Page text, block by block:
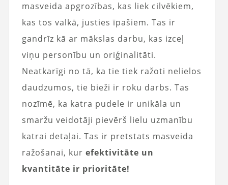
masveida apgrozības, kas liek cilvēkiem,
kas tos valkā, justies īpašiem. Tas ir
gandrīz kā ar mākslas darbu, kas izceļ
viņu personību un oriģinalitāti.
Neatkarīgi no tā, ka tie tiek ražoti nelielos
daudzumos, tie bieži ir roku darbs. Tas
nozīmē, ka katra pudele ir unikāla un
smaržu veidotāji pievērš lielu uzmanību
katrai detaļai. Tas ir pretstats masveida
ražošanai, kur efektivitāte un
kvantitāte ir prioritāte!